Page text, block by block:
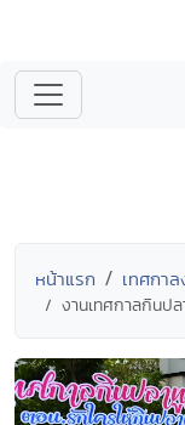
หน้าแรก เทศกา
งานเทศกาลกินป